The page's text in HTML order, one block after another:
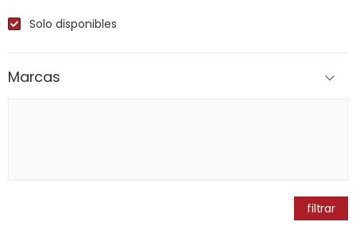
Solo disponibles
Marcas
filtrar